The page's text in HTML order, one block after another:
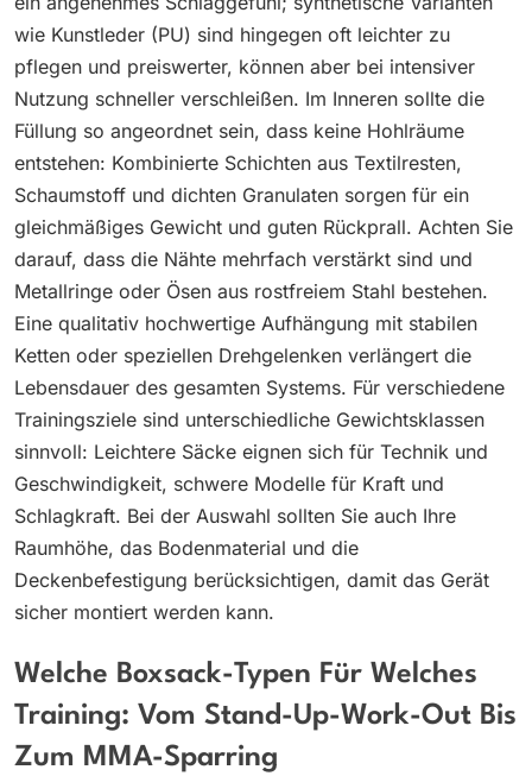
wie Kunstleder (PU) sind hingegen oft leichter zu
pflegen und preiswerter, können aber bei intensiver
Nutzung schneller verschleißen. Im Inneren sollte die
Füllung so angeordnet sein, dass keine Hohlräume
entstehen: Kombinierte Schichten aus Textilresten,
Schaumstoff und dichten Granulaten sorgen für ein
gleichmäßiges Gewicht und guten Rückprall. Achten Sie
darauf, dass die Nähte mehrfach verstärkt sind und
Metallringe oder Ösen aus rostfreiem Stahl bestehen.
Eine qualitativ hochwertige Aufhängung mit stabilen
Ketten oder speziellen Drehgelenken verlängert die
Lebensdauer des gesamten Systems. Für verschiedene
Trainingsziele sind unterschiedliche Gewichtsklassen
sinnvoll: Leichtere Säcke eignen sich für Technik und
Geschwindigkeit, schwere Modelle für Kraft und
Schlagkraft. Bei der Auswahl sollten Sie auch Ihre
Raumhöhe, das Bodenmaterial und die
Deckenbefestigung berücksichtigen, damit das Gerät
sicher montiert werden kann.
Welche Boxsack-Typen Für Welches
Training: Vom Stand-Up-Work-Out Bis
Zum MMA-Sparring